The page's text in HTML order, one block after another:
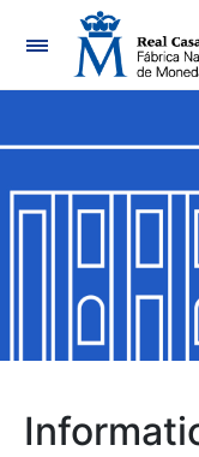
Show/Hide
Show/Hide
Show/Hide